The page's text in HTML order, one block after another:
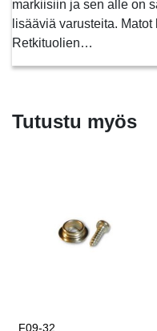
markiisiin ja sen alle on
lisääviä varusteita.
Retkituolien…
Tutustu myös
F09-32